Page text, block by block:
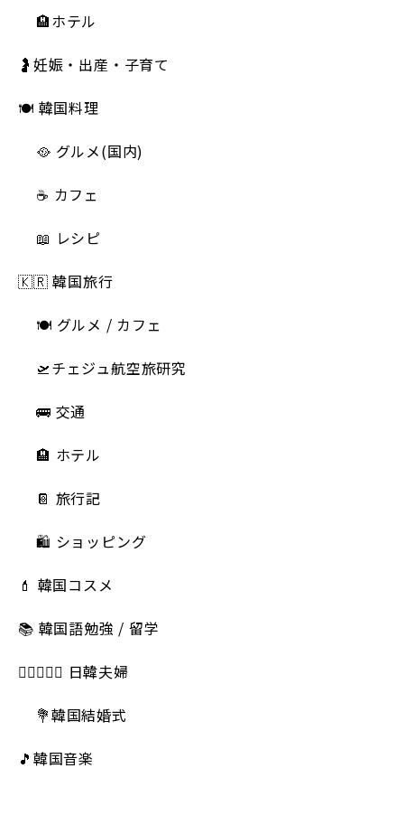
🏨ホテル
🤰妊娠・出産・子育て
🍽 韓国料理
🥘 グルメ(国内)
☕️ カフェ
📖 レシピ
🇰🇷 韓国旅行
🍽 グルメ / カフェ
🛫チェジュ航空旅研究
🚌 交通
🏨 ホテル
📔 旅行記
🛍️ ショッピング
💄 韓国コスメ
📚 韓国語勉強 / 留学
👩🏻‍❤️‍👨🏻 日韓夫婦
💐韓国結婚式
🎵韓国音楽